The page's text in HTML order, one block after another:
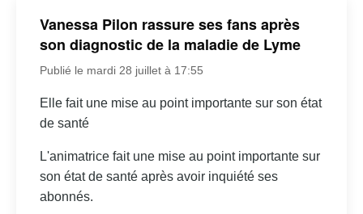
Vanessa Pilon rassure ses fans après
son diagnostic de la maladie de Lyme
Publié le mardi 28 juillet à 17:55
Elle fait une mise au point importante sur son état
de santé
L'animatrice fait une mise au point importante sur
son état de santé après avoir inquiété ses
abonnés.